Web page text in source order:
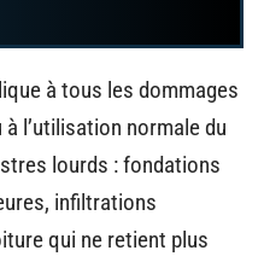
à tous les dommages
l’utilisation normale du
lourds : fondations
infiltrations
qui ne retient plus